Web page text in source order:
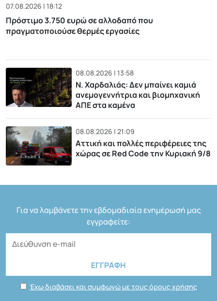
07.08.2026 | 18:12
Πρόστιμο 3.750 ευρώ σε αλλοδαπό που
πραγματοποιούσε θερμές εργασίες
08.08.2026 | 13:58
Ν. Χαρδαλιάς: Δεν μπαίνει καμιά
ανεμογεννήτρια και βιομηχανική
ΑΠΕ στα καμένα
08.08.2026 | 21:09
Αττική και πολλές περιφέρειες της
χώρας σε Red Code την Κυριακή 9/8
Για να λαμβάνετε την εβδομαδιαία ενημέρωσή μας
εγγραφείτε:
Έχω διαβάσει και συμφωνώ με τους όρους χρήσης